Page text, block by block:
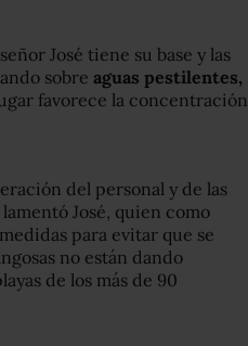
José tiene su base y las
sobre aguas pestilentes,
favorece la concentración
del personal y de las
José, quien como
para evitar que se
no están dando
de los más de 90